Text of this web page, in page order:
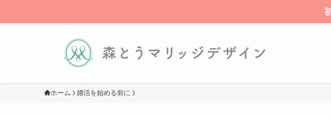
ホーム 婚活を始める前に